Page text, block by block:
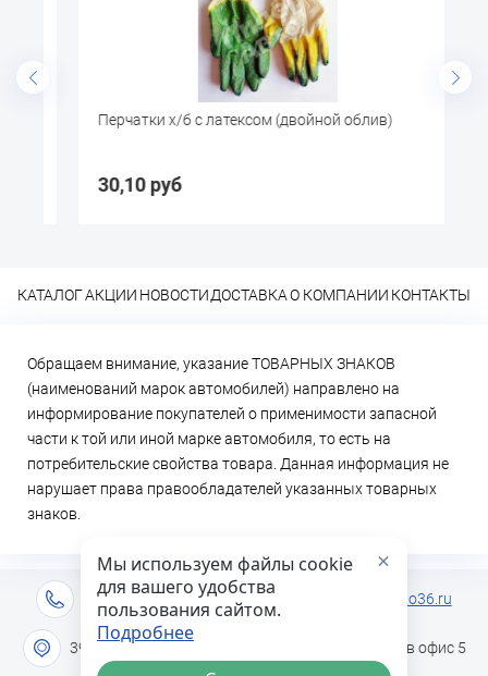
Перчатки х/б с латексом (двойной облив)
30,10 руб
КАТАЛОГАКЦИИ НОВОСТИДОСТАВКА О КОМПАНИИ КОНТАКТЫ
Обращаем внимание, указание ТОВАРНЫХ ЗНАКОВ
(наименований марок автомобилей) направлено на
информирование покупателей о применимости запасной
части к той или иной марке автомобиля, то есть на
потребительские свойства товара. Данная информация не
нарушает права правообладателей указанных товарных
знаков.
+7 (473) 2-333-717 info@lideravto36.ru
394051 г. Воронеж, ул. Героев Сибиряков дом 1в офис 5
Мы используем файлы cookie
для вашего удобства
пользования сайтом.
Подробнее
×